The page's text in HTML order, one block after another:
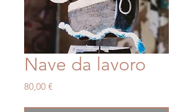
Nave da lavoro
80,00 €Prezzo